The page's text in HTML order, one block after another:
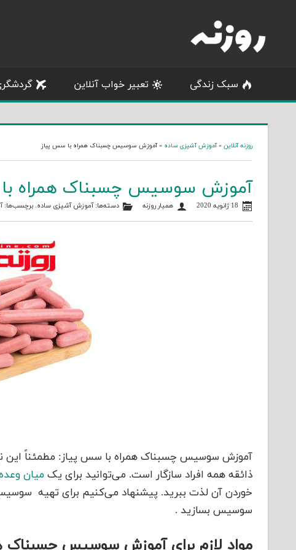
content
سبک زندگی تعبیر خواب آنلاین
روزنه آنلاین »آموزش آشپزی ساده »آموزش سوسیس چسبناک همراه با سس پیاز
آموزش سوسیس چسبناک همراه
18 ژانویه 2020 همیار روزنه دسته‌ها:آموزش آشپزی ساده. برچسب‌ها:
آموزش سوسیس چسبناک همراه با سس پیاز: مطمئناً این
ذائقه همه افراد سازگار است. می‌توانید برای یک میان
خوردن آن لذت ببرید. پیشنهاد می‌کنیم برای تهیه
سوسیس بسازید .
مواد لازم برای آموزش سوسیس چسبناک